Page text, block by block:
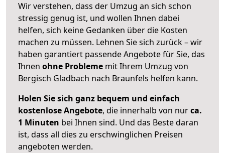
Wir verstehen, dass der Umzug an sich schon
stressig genug ist, und wollen Ihnen dabei
helfen, sich keine Gedanken über die Kosten
machen zu müssen. Lehnen Sie sich zurück – wir
haben garantiert passende Angebote für Sie, das
Ihnen ohne Probleme mit Ihrem Umzug von
Bergisch Gladbach nach Braunfels helfen kann.
Holen Sie sich ganz bequem und einfach
kostenlose Angebote, die innerhalb von nurca.
1 Minuten bei Ihnen sind. Und das Beste daran
ist, dass all dies zu erschwinglichen Preisen
angeboten werden.